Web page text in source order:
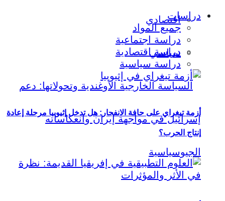
اقتصادي
سياسي
دراسات
جميع المواد
دراسة اجتماعية
دراسة اقتصادية
دراسة سياسية
أزمة تيغراي على حافة الانفجار: هل تدخل إثيوبيا مرحلة إعادة
إنتاج الحرب؟